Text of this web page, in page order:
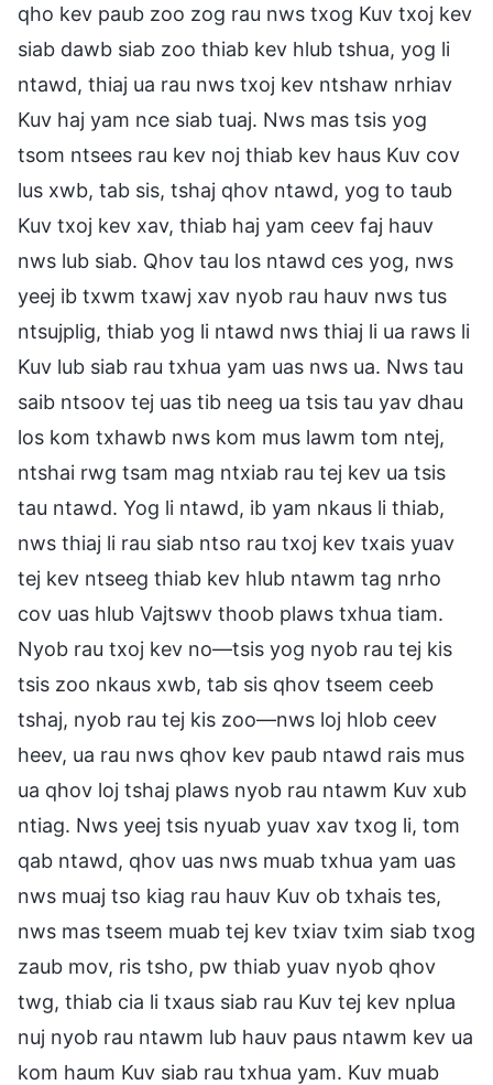
qho kev paub zoo zog rau nws txog Kuv txoj kev
siab dawb siab zoo thiab kev hlub tshua, yog li
ntawd, thiaj ua rau nws txoj kev ntshaw nrhiav
Kuv haj yam nce siab tuaj. Nws mas tsis yog
tsom ntsees rau kev noj thiab kev haus Kuv cov
lus xwb, tab sis, tshaj qhov ntawd, yog to taub
Kuv txoj kev xav, thiab haj yam ceev faj hauv
nws lub siab. Qhov tau los ntawd ces yog, nws
yeej ib txwm txawj xav nyob rau hauv nws tus
ntsujplig, thiab yog li ntawd nws thiaj li ua raws li
Kuv lub siab rau txhua yam uas nws ua. Nws tau
saib ntsoov tej uas tib neeg ua tsis tau yav dhau
los kom txhawb nws kom mus lawm tom ntej,
ntshai rwg tsam mag ntxiab rau tej kev ua tsis
tau ntawd. Yog li ntawd, ib yam nkaus li thiab,
nws thiaj li rau siab ntso rau txoj kev txais yuav
tej kev ntseeg thiab kev hlub ntawm tag nrho
cov uas hlub Vajtswv thoob plaws txhua tiam.
Nyob rau txoj kev no—tsis yog nyob rau tej kis
tsis zoo nkaus xwb, tab sis qhov tseem ceeb
tshaj, nyob rau tej kis zoo—nws loj hlob ceev
heev, ua rau nws qhov kev paub ntawd rais mus
ua qhov loj tshaj plaws nyob rau ntawm Kuv xub
ntiag. Nws yeej tsis nyuab yuav xav txog li, tom
qab ntawd, qhov uas nws muab txhua yam uas
nws muaj tso kiag rau hauv Kuv ob txhais tes,
nws mas tseem muab tej kev txiav txim siab txog
zaub mov, ris tsho, pw thiab yuav nyob qhov
twg, thiab cia li txaus siab rau Kuv tej kev nplua
nuj nyob rau ntawm lub hauv paus ntawm kev ua
kom haum Kuv siab rau txhua yam. Kuv muab